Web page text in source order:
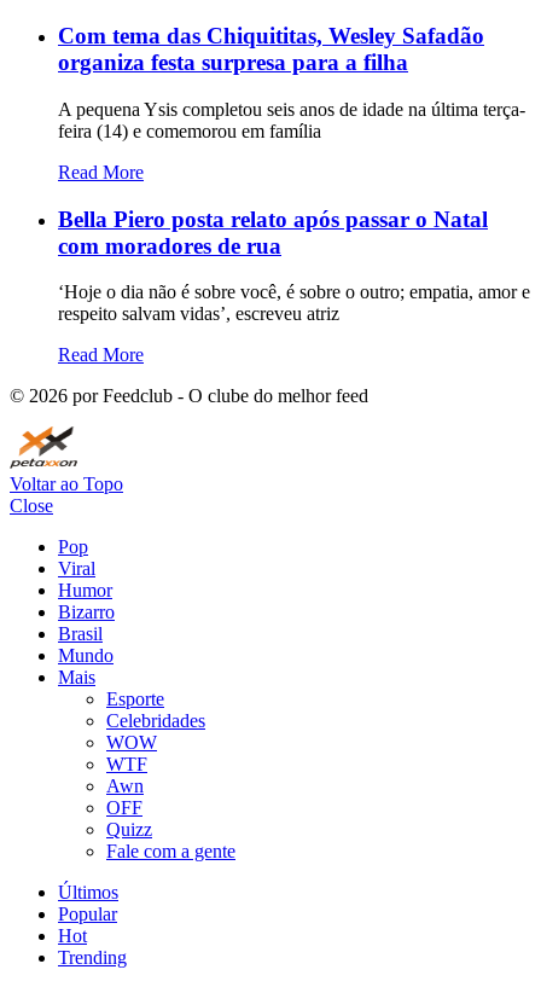
Com tema das Chiquititas, Wesley Safadão
organiza festa surpresa para a filha
A pequena Ysis completou seis anos de idade na última terça-
feira (14) e comemorou em família
Read More
Bella Piero posta relato após passar o Natal
com moradores de rua
‘Hoje o dia não é sobre você, é sobre o outro; empatia, amor e
respeito salvam vidas’, escreveu atriz
Read More
© 2026 por Feedclub - O clube do melhor feed
Voltar ao Topo
Close
Pop
Viral
Humor
Bizarro
Brasil
Mundo
Mais
Esporte
Celebridades
WOW
WTF
Awn
OFF
Quizz
Fale com a gente
Últimos
Popular
Hot
Trending